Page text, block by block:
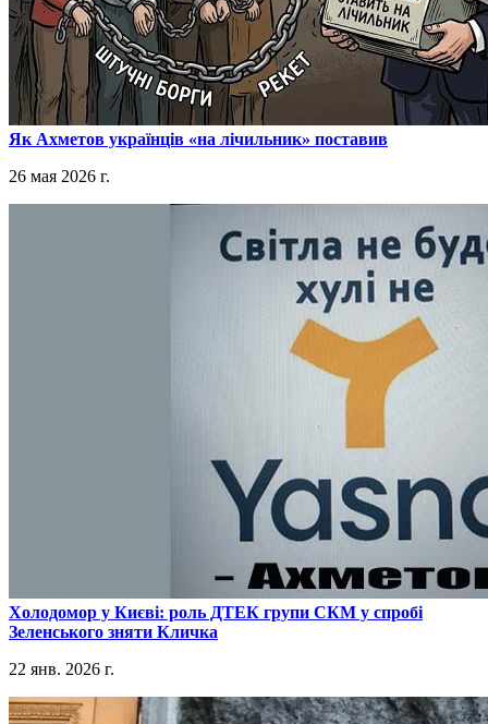
​Як Ахметов українців «на лічильник» поставив
26 мая 2026 г.
​Холодомор у Києві: роль ДТЕК групи СКМ у спробі
Зеленського зняти Кличка
22 янв. 2026 г.